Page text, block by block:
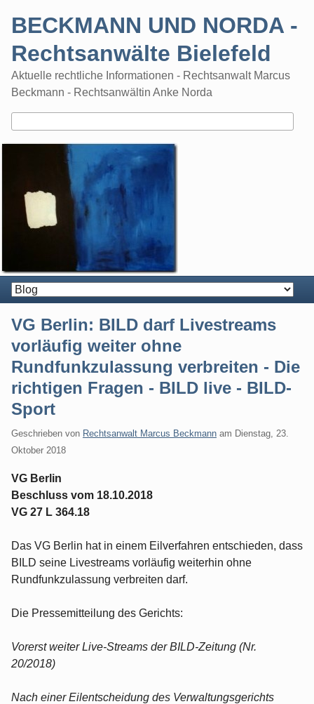
BECKMANN UND NORDA -
Rechtsanwälte Bielefeld
Aktuelle rechtliche Informationen - Rechtsanwalt Marcus
Beckmann - Rechtsanwältin Anke Norda
VG Berlin: BILD darf Livestreams
vorläufig weiter ohne
Rundfunkzulassung verbreiten - Die
richtigen Fragen - BILD live - BILD-
Sport
Geschrieben von Rechtsanwalt Marcus Beckmann am Dienstag, 23.
Oktober 2018
VG Berlin
Beschluss vom 18.10.2018
VG 27 L 364.18
Das VG Berlin hat in einem Eilverfahren entschieden, dass
BILD seine Livestreams vorläufig weiterhin ohne
Rundfunkzulassung verbreiten darf.
Die Pressemitteilung des Gerichts:
Vorerst weiter Live-Streams der BILD-Zeitung (Nr.
20/2018)
Nach einer Eilentscheidung des Verwaltungsgerichts